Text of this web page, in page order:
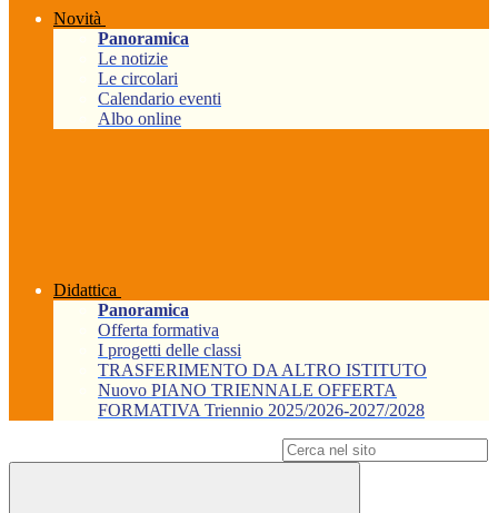
Novità
Panoramica
Le notizie
Le circolari
Calendario eventi
Albo online
Didattica
Panoramica
Offerta formativa
I progetti delle classi
TRASFERIMENTO DA ALTRO ISTITUTO
Nuovo PIANO TRIENNALE OFFERTA
FORMATIVA Triennio 2025/2026-2027/2028